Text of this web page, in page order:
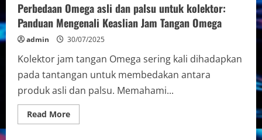
Perbedaan Omega asli dan palsu untuk kolektor:
Panduan Mengenali Keaslian Jam Tangan Omega
admin 30/07/2025
Kolektor jam tangan Omega sering kali dihadapkan
pada tantangan untuk membedakan antara
produk asli dan palsu. Memahami...
Read MoreRead
more